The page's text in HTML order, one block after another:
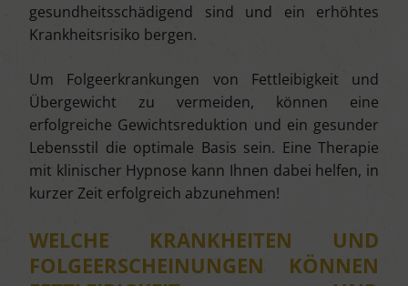
gesundheitsschädigend sind und ein erhöhtes
Krankheitsrisiko bergen.
Um Folgeerkrankungen von Fettleibigkeit und
Übergewicht zu vermeiden, können eine
erfolgreiche Gewichtsreduktion und ein gesunder
Lebensstil die optimale Basis sein. Eine Therapie
mit klinischer Hypnose kann Ihnen dabei helfen, in
kurzer Zeit erfolgreich abzunehmen!
WELCHE KRANKHEITEN UND
FOLGEERSCHEINUNGEN KÖNNEN